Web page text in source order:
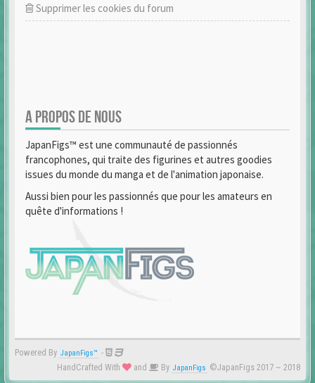
Supprimer les cookies du forum
A PROPOS DE NOUS
JapanFigs™ est une communauté de passionnés
francophones, qui traite des figurines et autres goodies
issues du monde du manga et de l'animation japonaise.
Aussi bien pour les passionnés que pour les amateurs en
quête d'informations !
Powered By JapanFigs™ -
HandCrafted With
and By JapanFigs ©JapanFigs 2017 ~ 2018